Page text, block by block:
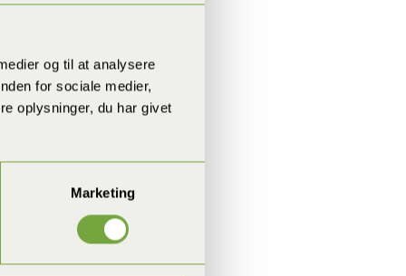
og til at analysere
for sociale medier,
oplysninger, du har givet
Marketing